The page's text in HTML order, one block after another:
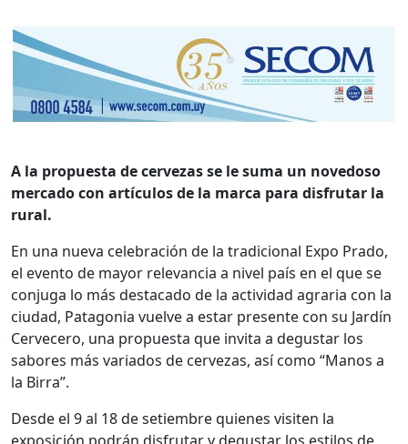
A la propuesta de cervezas se le suma un novedoso
mercado con artículos de la marca para disfrutar la
rural.
En una nueva celebración de la tradicional Expo Prado,
el evento de mayor relevancia a nivel país en el que se
conjuga lo más destacado de la actividad agraria con la
ciudad, Patagonia vuelve a estar presente con su Jardín
Cervecero, una propuesta que invita a degustar los
sabores más variados de cervezas, así como “Manos a
la Birra”.
Desde el 9 al 18 de setiembre quienes visiten la